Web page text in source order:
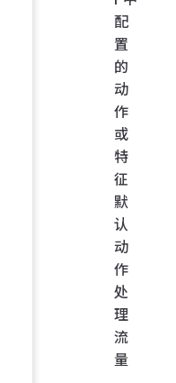
配
置
的
动
作
或
特
征
默
认
动
作
处
理
流
量